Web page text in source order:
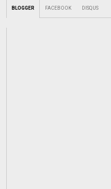
BLOGGER FACEBOOK DISQUS